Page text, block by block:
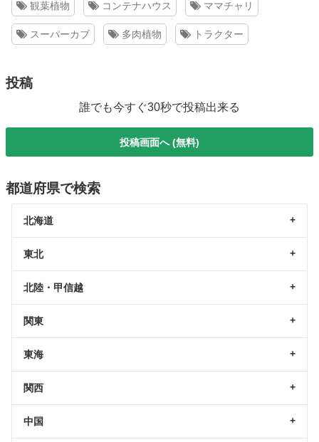
観葉植物 コンテナハウス ママチャリ
スーパーカブ 多肉植物 トラクター
投稿
誰でも今すぐ30秒で投稿出来る
投稿画面へ (無料)
都道府県で検索
北海道
東北
北陸・甲信越
関東
東海
関西
中国